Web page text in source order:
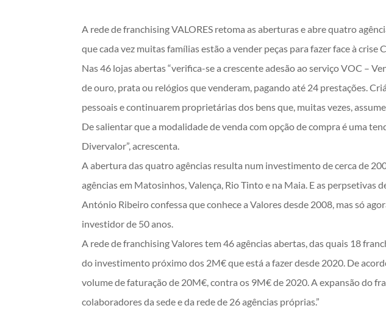
A rede de franchising VALORES retoma as aberturas e abre quatro
que cada vez muitas famílias estão a vender peças para fazer face à
Nas 46 lojas abertas “verifica-se a crescente adesão ao serviço VOC –
de ouro, prata ou relógios que venderam, pagando até 24 prestações.
pessoais e continuarem proprietárias dos bens que, muitas vezes,
De salientar que a modalidade de venda com opção de compra é uma
Divervalor”, acrescenta.
A abertura das quatro agências resulta num investimento de cerca de
agências em Matosinhos, Valença, Rio Tinto e na Maia. E as perpsetivas
António Ribeiro confessa que conhece a Valores desde 2008, mas só
investidor de 50 anos.
A rede de franchising Valores tem 46 agências abertas, das quais 18
do investimento próximo dos 2M€ que está a fazer desde 2020. De
volume de faturação de 20M€, contra os 9M€ de 2020. A expansão do
colaboradores da sede e da rede de 26 agências próprias.”